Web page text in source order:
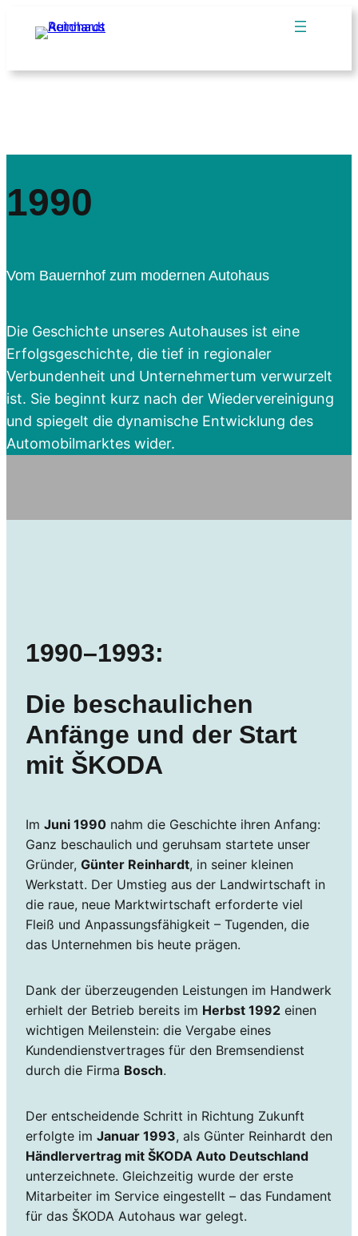
Inhalt
1990
Vom Bauernhof zum modernen Autohaus
Die Geschichte unseres Autohauses ist eine
Erfolgsgeschichte, die tief in regionaler
Verbundenheit und Unternehmertum verwurzelt
ist. Sie beginnt kurz nach der Wiedervereinigung
und spiegelt die dynamische Entwicklung des
Automobilmarktes wider.
1990–1993:
Die beschaulichen
Anfänge und der Start
mit ŠKODA
Im Juni 1990 nahm die Geschichte ihren Anfang:
Ganz beschaulich und geruhsam startete unser
Gründer, Günter Reinhardt, in seiner kleinen
Werkstatt. Der Umstieg aus der Landwirtschaft in
die raue, neue Marktwirtschaft erforderte viel
Fleiß und Anpassungsfähigkeit – Tugenden, die
das Unternehmen bis heute prägen.
Dank der überzeugenden Leistungen im Handwerk
erhielt der Betrieb bereits im Herbst 1992 einen
wichtigen Meilenstein: die Vergabe eines
Kundendienstvertrages für den Bremsendienst
durch die Firma Bosch.
Der entscheidende Schritt in Richtung Zukunft
erfolgte im Januar 1993, als Günter Reinhardt den
Händlervertrag mit ŠKODA Auto Deutschland
unterzeichnete. Gleichzeitig wurde der erste
Mitarbeiter im Service eingestellt – das Fundament
für das ŠKODA Autohaus war gelegt.